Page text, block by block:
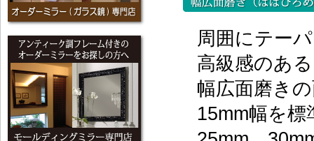
周囲にテー
高級感のあ
幅広面磨き
15mm幅を標